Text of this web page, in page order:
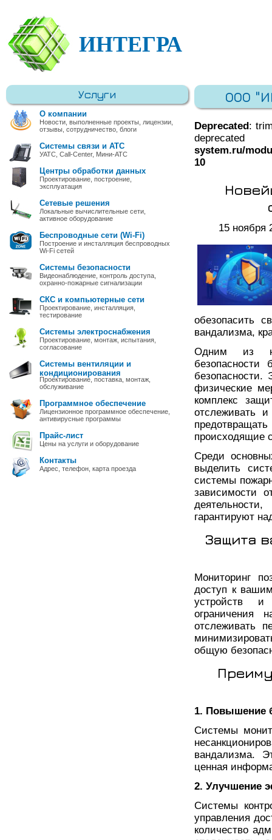
ИНТЕГРА
Услуги
О компании
Новости, выполненные проекты, лицензии,
отзывы, сотрудничество, блоги
Системы связи и АТС
УАТС, Call-Center, Мини-АТС
Центры обработки данных
Проектирование, построение,
эксплуатация
Сетевые решения
Локальные вычислительные сети,
активное оборудование
Беспроводные сети (Wi-Fi)
Построение и инсталляция беспроводных
Wi-Fi сетей
Системы безопасности
Видеонаблюдение, контроль доступа,
охранно-пожарные сигнализации
СКС и компьютерные сети
Проектирование, инсталляция,
тестирование
Системы электроснабжения
Проектирование, монтаж, испытания,
согласование
Системы вентиляции и
кондиционирования
Проектирование, поставка, монтаж,
обслуживание
Программное обеспечение
Лицензионное программное обеспечение,
антивирусные программы
Прайс-лист
Цены на услуги и оборудование
Контакты
Адрес, телефон, карта проезда
ООО
Deprecated:
system.ru/
10
15 ноября
обезопасить
вандализма,
Одним из
безопасности
физические
комплекс
отслеживать
происходящие
Среди
выделить
системы
зависимости
гарантируют
Защита
Мониторинг
доступ к
устройств и
ограничения
отслеживать
общую
1. Повышение
Системы
вандализма.
ценная
2. Улучшение
Системы
управления
количество